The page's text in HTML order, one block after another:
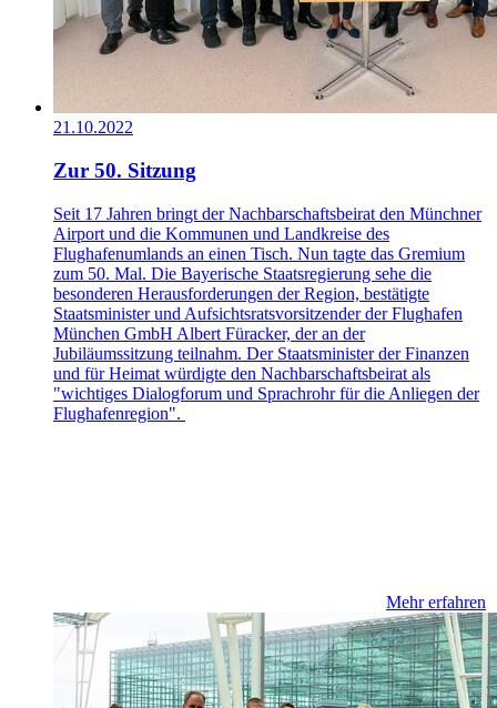
21.10.2022
Zur 50. Sitzung
Seit 17 Jahren bringt der Nachbarschaftsbeirat den Münchner
Airport und die Kommunen und Landkreise des
Flughafenumlands an einen Tisch. Nun tagte das Gremium
zum 50. Mal. Die Bayerische Staatsregierung sehe die
besonderen Herausforderungen der Region, bestätigte
Staatsminister und Aufsichtsratsvorsitzender der Flughafen
München GmbH Albert Füracker, der an der
Jubiläumssitzung teilnahm. Der Staatsminister der Finanzen
und für Heimat würdigte den Nachbarschaftsbeirat als
"wichtiges Dialogforum und Sprachrohr für die Anliegen der
Flughafenregion".
Mehr erfahren